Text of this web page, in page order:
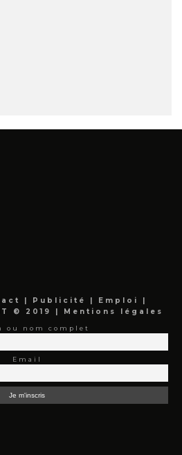
| Publicité | Emploi
|
© 2019 | Mentions légales
ou nom complet
Email